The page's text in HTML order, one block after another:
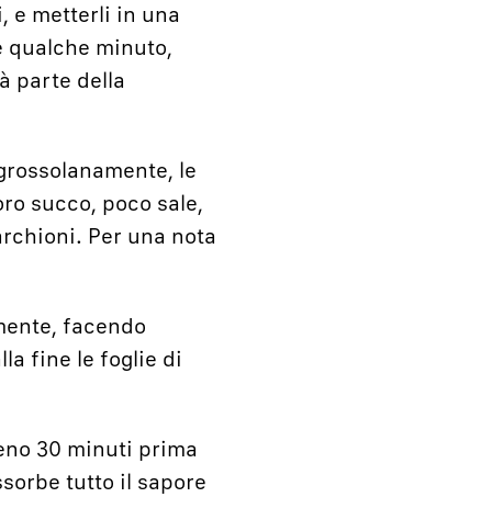
e metterli in una
qualche minuto,
parte della
le
succo, poco sale,
Per una nota
facendo
fine le foglie di
30 minuti prima
tutto il sapore